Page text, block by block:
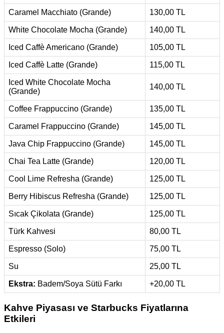
Caramel Macchiato (Grande) 130,00 TL
White Chocolate Mocha (Grande) 140,00 TL
Iced Caffè Americano (Grande) 105,00 TL
Iced Caffè Latte (Grande) 115,00 TL
Iced White Chocolate Mocha
(Grande)
140,00 TL
Coffee Frappuccino (Grande) 135,00 TL
Caramel Frappuccino (Grande) 145,00 TL
Java Chip Frappuccino (Grande) 145,00 TL
Chai Tea Latte (Grande) 120,00 TL
Cool Lime Refresha (Grande) 125,00 TL
Berry Hibiscus Refresha (Grande) 125,00 TL
Sıcak Çikolata (Grande) 125,00 TL
Türk Kahvesi 80,00 TL
Espresso (Solo) 75,00 TL
Su 25,00 TL
Ekstra: Badem/Soya Sütü Farkı +20,00 TL
Kahve Piyasası ve Starbucks Fiyatlarına
Etkileri